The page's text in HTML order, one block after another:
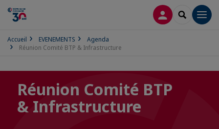
CONNEXION
Accueil EVENEMENTS
Agenda
Réunion Comité BTP & Infrastructure
Réunion Comité BTP
& Infrastructure